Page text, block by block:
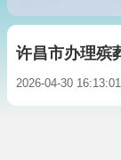
许昌市办理殡
2026-04-30 16:13:01